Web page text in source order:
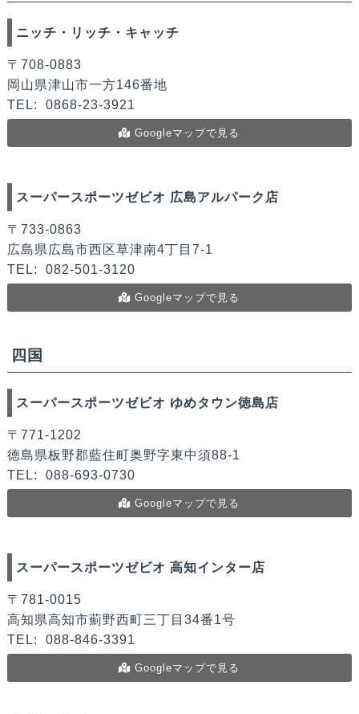
ニッチ・リッチ・キャッチ
〒708-0883
岡山県津山市一方146番地
TEL:
0868-23-3921
Googleマップで見る
スーパースポーツゼビオ 広島アルパーク店
〒733-0863
広島県広島市西区草津南4丁目7-1
TEL:
082-501-3120
Googleマップで見る
四国
スーパースポーツゼビオ ゆめタウン徳島店
〒771-1202
徳島県板野郡藍住町奥野字東中須88-1
TEL:
088-693-0730
Googleマップで見る
スーパースポーツゼビオ 高知インター店
〒781-0015
高知県高知市薊野西町三丁目34番1号
TEL:
088-846-3391
Googleマップで見る